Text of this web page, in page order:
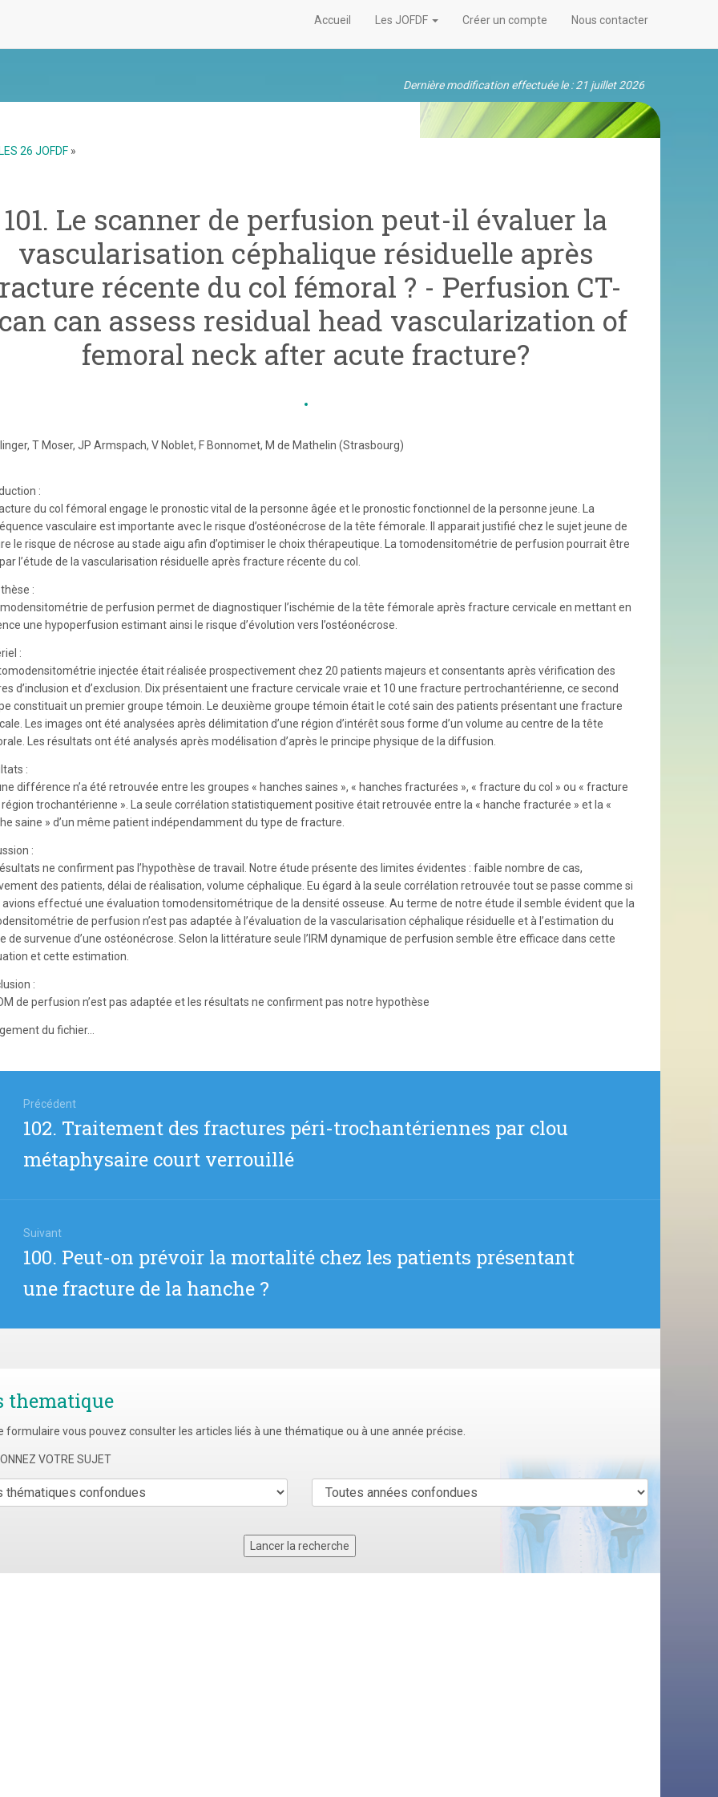
Dernière modification effectuée le : 21 juillet 2026
Accueil Les JOFDF Créer un compte Nous contacter
LES 26 JOFDF »
101. Le scanner de perfusion peut-il évaluer la
vascularisation céphalique résiduelle après
récente du col fémoral ? - Perfusion CT-
can assess residual head vascularization of
femoral neck after acute fracture?
T Moser, JP Armspach, V Noblet, F Bonnomet, M de Mathelin (Strasbourg)
:
du col fémoral engage le pronostic vital de la personne âgée et le pronostic fonctionnel de la personne jeune. La
vasculaire est importante avec le risque d’ostéonécrose de la tête fémorale. Il apparait justifié chez le sujet jeune de
le risque de nécrose au stade aigu afin d’optimiser le choix thérapeutique. La tomodensitométrie de perfusion pourrait être
l’étude de la vascularisation résiduelle après fracture récente du col.
:
de perfusion permet de diagnostiquer l’ischémie de la tête fémorale après fracture cervicale en mettant en
une hypoperfusion estimant ainsi le risque d’évolution vers l’ostéonécrose.
:
injectée était réalisée prospectivement chez 20 patients majeurs et consentants après vérification des
d’inclusion et d’exclusion. Dix présentaient une fracture cervicale vraie et 10 une fracture pertrochantérienne, ce second
constituait un premier groupe témoin. Le deuxième groupe témoin était le coté sain des patients présentant une fracture
Les images ont été analysées après délimitation d’une région d’intérêt sous forme d’un volume au centre de la tête
Les résultats ont été analysés après modélisation d’après le principe physique de la diffusion.
:
différence n’a été retrouvée entre les groupes « hanches saines », « hanches fracturées », « fracture du col » ou « fracture
région trochantérienne ». La seule corrélation statistiquement positive était retrouvée entre la « hanche fracturée » et la «
saine » d’un même patient indépendamment du type de fracture.
:
ne confirment pas l’hypothèse de travail. Notre étude présente des limites évidentes : faible nombre de cas,
des patients, délai de réalisation, volume céphalique. Eu égard à la seule corrélation retrouvée tout se passe comme si
avions effectué une évaluation tomodensitométrique de la densité osseuse. Au terme de notre étude il semble évident que la
de perfusion n’est pas adaptée à l’évaluation de la vascularisation céphalique résiduelle et à l’estimation du
de survenue d’une ostéonécrose. Selon la littérature seule l’IRM dynamique de perfusion semble être efficace dans cette
et cette estimation.
:
de perfusion n’est pas adaptée et les résultats ne confirment pas notre hypothèse
du fichier...
Précédent
Article
précédent
:
102. Traitement des fractures péri-trochantériennes par clou
métaphysaire court verrouillé
Suivant
Article
suivant
:
100. Peut-on prévoir la mortalité chez les patients présentant
une fracture de la hanche ?
thematique
formulaire vous pouvez consulter les articles liés à une thématique ou à une année précise.
VOTRE SUJET